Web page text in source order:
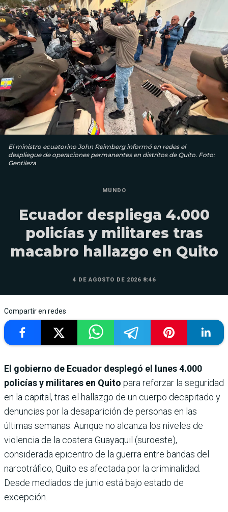
El ministro ecuatorino John Reimberg informó en redes el
despliegue de operaciones permanentes en distritos de Quito. Foto:
Gentileza
MUNDO
Ecuador despliega 4.000
policías y militares tras
macabro hallazgo en Quito
4 DE AGOSTO DE 2026 8:46
Compartir en redes
El gobierno de Ecuador desplegó el lunes 4.000
policías y militares en Quito para reforzar la seguridad
en la capital, tras el hallazgo de un cuerpo decapitado y
denuncias por la desaparición de personas en las
últimas semanas. Aunque no alcanza los niveles de
violencia de la costera Guayaquil (suroeste),
considerada epicentro de la guerra entre bandas del
narcotráfico, Quito es afectada por la criminalidad.
Desde mediados de junio está bajo estado de
excepción.